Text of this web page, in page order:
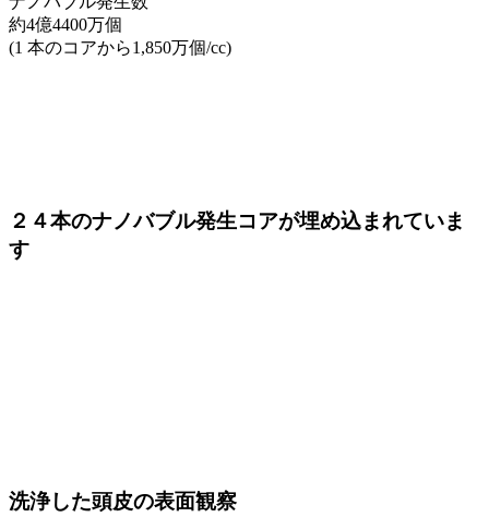
約4億4400万個
(1 本のコアから1,850万個/cc)
２４本のナノバブル発生コアが埋め込まれていま
す
洗浄した頭皮の表面観察